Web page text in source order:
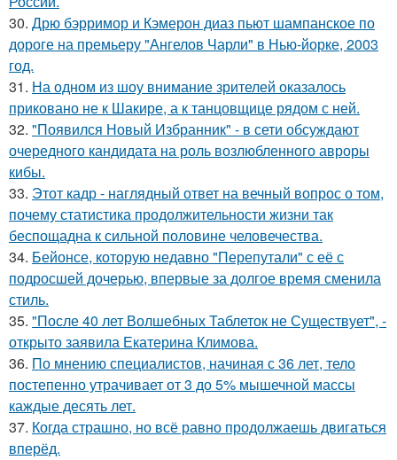
30. Дрю бэрримор и Кэмерон диаз пьют шампанское по
дороге на премьеру "Ангелов Чарли" в Нью-йорке, 2003
год.
31. На одном из шоу внимание зрителей оказалось
приковано не к Шакире, а к танцовщице рядом с ней.
32. "Появился Новый Избранник" - в сети обсуждают
очередного кандидата на роль возлюбленного авроры
кибы.
33. Этот кадр - наглядный ответ на вечный вопрос о том,
почему статистика продолжительности жизни так
беспощадна к сильной половине человечества.
34. Бейонсе, которую недавно "Перепутали" с её с
подросшей дочерью, впервые за долгое время сменила
стиль.
35. "После 40 лет Волшебных Таблеток не Существует", -
открыто заявила Екатерина Климова.
36. По мнению специалистов, начиная с 36 лет, тело
постепенно утрачивает от 3 до 5% мышечной массы
каждые десять лет.
37. Когда страшно, но всё равно продолжаешь двигаться
вперёд.